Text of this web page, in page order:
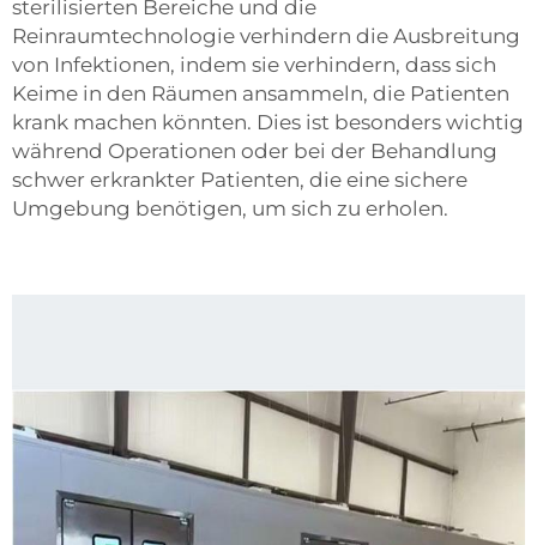
sterilisierten Bereiche und die
Reinraumtechnologie verhindern die Ausbreitung
von Infektionen, indem sie verhindern, dass sich
Keime in den Räumen ansammeln, die Patienten
krank machen könnten. Dies ist besonders wichtig
während Operationen oder bei der Behandlung
schwer erkrankter Patienten, die eine sichere
Umgebung benötigen, um sich zu erholen.